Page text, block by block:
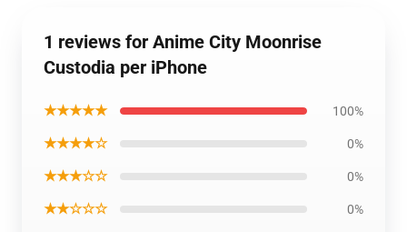
1 reviews for Anime City Moonrise
Custodia per iPhone
★★★★★ 100%
★★★★☆ 0%
★★★☆☆ 0%
★★☆☆☆ 0%